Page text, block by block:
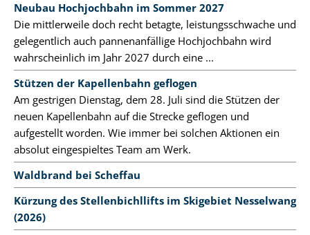
Neubau Hochjochbahn im Sommer 2027
Die mittlerweile doch recht betagte, leistungsschwache und
gelegentlich auch pannenanfällige Hochjochbahn wird
wahrscheinlich im Jahr 2027 durch eine ...
Stützen der Kapellenbahn geflogen
Am gestrigen Dienstag, dem 28. Juli sind die Stützen der
neuen Kapellenbahn auf die Strecke geflogen und
aufgestellt worden. Wie immer bei solchen Aktionen ein
absolut eingespieltes Team am Werk.
Waldbrand bei Scheffau
Kürzung des Stellenbichllifts im Skigebiet Nesselwang
(2026)